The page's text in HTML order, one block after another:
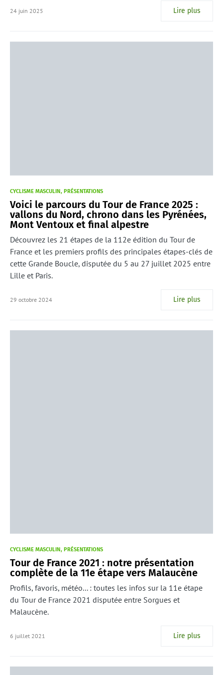
24 juin 2025 Lire plus
CYCLISME MASCULIN PRÉSENTATIONS
Voici le parcours du Tour de France 2025 :
vallons du Nord, chrono dans les Pyrénées,
Mont Ventoux et final alpestre
Découvrez les 21 étapes de la 112e édition du Tour de
France et les premiers profils des principales étapes-clés de
cette Grande Boucle, disputée du 5 au 27 juillet 2025 entre
Lille et Paris.
29 octobre 2024 Lire plus
CYCLISME MASCULIN PRÉSENTATIONS
Tour de France 2021 : notre présentation
complète de la 11e étape vers Malaucène
Profils, favoris, météo... : toutes les infos sur la 11e étape
du Tour de France 2021 disputée entre Sorgues et
Malaucène.
6 juillet 2021 Lire plus